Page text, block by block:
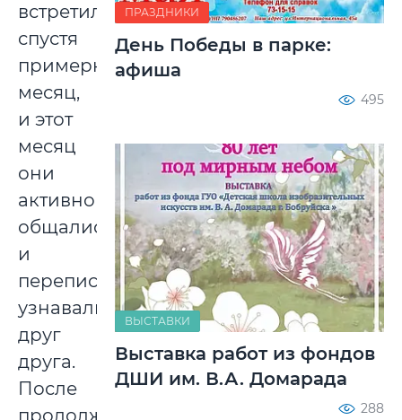
встретились
спустя
примерно
месяц,
и этот
месяц
они
активно
общались
и
переписывались,
узнавали
друг
друга.
После
продолжили
ПРАЗДНИКИ
День Победы в парке:
афиша
495
ВЫСТАВКИ
Выставка работ из фондов
ДШИ им. В.А. Домарада
288